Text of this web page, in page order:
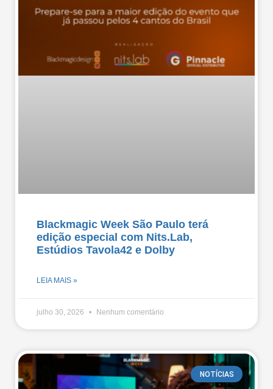
Blackmagic Week São Paulo terá
edição especial com Nits.Lab,
Estúdios Tavola42 e Dolby
LEIA MAIS »
julho 30, 2026 Nenhum comentário
NOTÍCIAS